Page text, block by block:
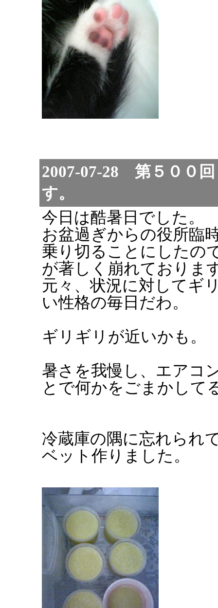
2007-07-28 第５００
す。
今日は酷暑日でした。
お盆過ぎからの役所臨
乗り切ることにしたの
が著しく崩れておりま
元々、状況に対してギ
い性格の毎日だわ。
ギリギリが近いかも。
暑さを我慢し、エアコ
とで何かをごまかして
冷蔵庫の隅に忘れられ
ベット作りました。